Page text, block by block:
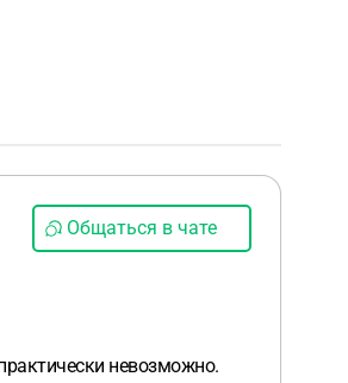
Общаться в чате
невозможно.